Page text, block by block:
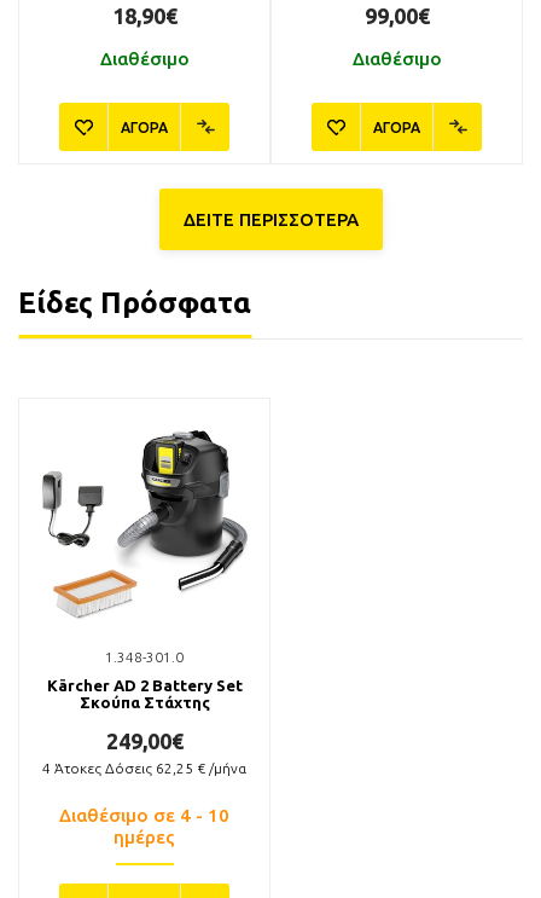
18,90€
Διαθέσιμο
ΑΓΟΡΑ
99,00€
Διαθέσιμο
ΑΓΟΡΑ
Kärcher Μπαταρία Battery
Power 18V/2,5Ah
54,90€
Διαθέσιμο
ΔΕΙΤΕ ΠΕΡΙΣΣΟΤΕΡΑ
Είδες Πρόσφατα
1.348-301.0
Kärcher AD 2 Battery Set
Σκούπα Στάχτης
249,00€
4 Άτοκες Δόσεις 62,25 € /μήνα
Διαθέσιμο σε 4 - 10
ημέρες